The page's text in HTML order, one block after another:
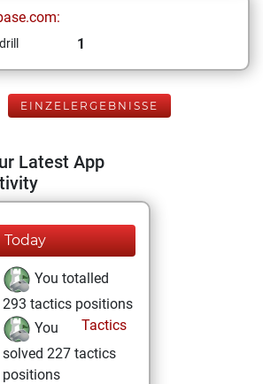
1
EINZELERGEBNISSE
Latest App
Today
You totalled
293 tactics positions
Tactics
You
solved 227 tactics
positions